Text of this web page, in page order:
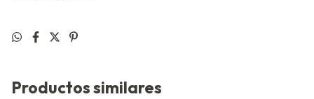
Productos similares